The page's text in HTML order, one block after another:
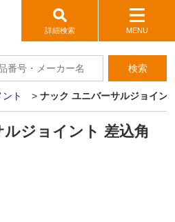
詳細検索 MENU
検索
ト > ナック ユニバーサルジョイン
ジョイント 差込角